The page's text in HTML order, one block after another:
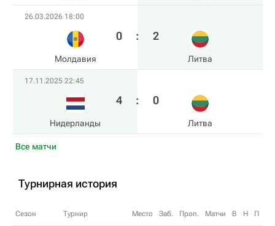
Все матчи
26.03.2026 18:00
Молдавия
0 : 2
Литва
17.11.2025 22:45
Нидерланды
4 : 0
Литва
Турнирная история
Сезон Турнир Место Заб. Проп. Матчи В Н П